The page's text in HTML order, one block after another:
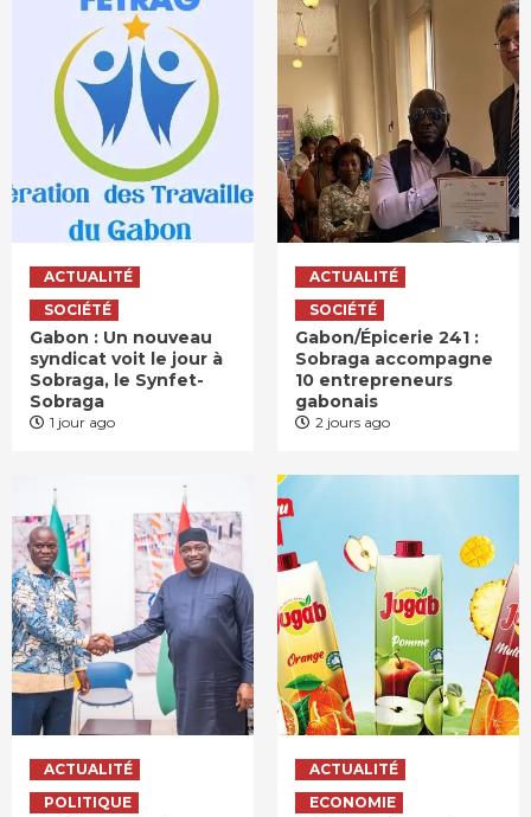
ACTUALITÉ
SOCIÉTÉ
Gabon : Un nouveau
syndicat voit le jour à
Sobraga, le Synfet-
Sobraga
1 jour ago
ACTUALITÉ
SOCIÉTÉ
Gabon/Épicerie 241 :
Sobraga accompagne
10 entrepreneurs
gabonais
2 jours ago
ACTUALITÉ
POLITIQUE
ACTUALITÉ
ECONOMIE